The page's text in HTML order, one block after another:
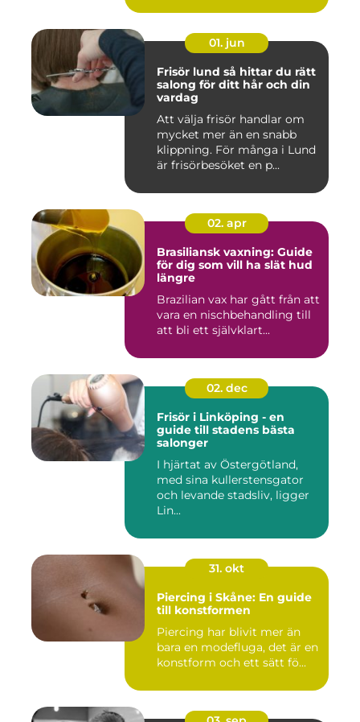
01. jun
Frisör lund så hittar du rätt
salong för ditt hår och din
vardag
Att välja frisör handlar om
mycket mer än en snabb
klippning. För många i Lund
är frisörbesöket en p...
02. apr
Brasiliansk vaxning: Guide
för dig som vill ha slät hud
längre
Brazilian vax har gått från att
vara en nischbehandling till
att bli ett självklart...
02. dec
Frisör i Linköping - en
guide till stadens bästa
salonger
I hjärtat av Östergötland,
med sina kullerstensgator
och levande stadsliv, ligger
Lin...
31. okt
Piercing i Skåne: En guide
till konstformen
Piercing har blivit mer än
bara en modefluga, det är en
konstform och ett sätt fö...